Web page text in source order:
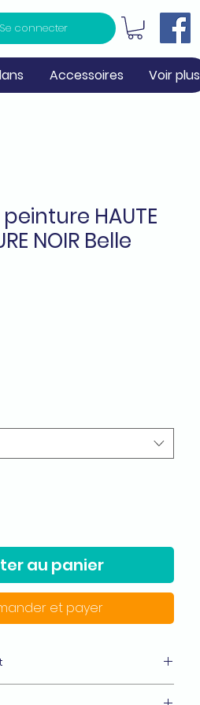
Se connecter
Accessoires Voir plus
HAUTE
NOIR Belle
au panier
et payer